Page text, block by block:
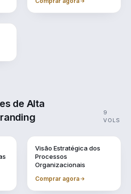
de Alta
9
VOLS
Visão Estratégica dos
Processos
Organizacionais
Comprar agora